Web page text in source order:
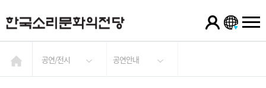
공연/전시 공연안내